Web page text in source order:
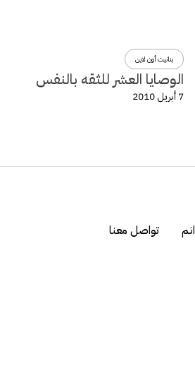
بنانيت أون لاين
الوصايا العشر للثقه بالنفس
7 أبريل 2010
تواصل معنا